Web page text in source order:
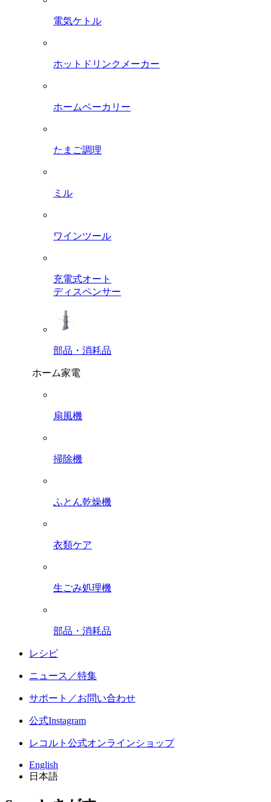
電気ケトル
ホットドリンクメーカー
ホームベーカリー
たまご調理
ミル
ワインツール
充電式オート
ディスペンサー
部品・消耗品
ホーム家電
扇風機
掃除機
ふとん乾燥機
衣類ケア
生ごみ処理機
部品・消耗品
レシピ
ニュース／特集
サポート／お問い合わせ
公式Instagram
レコルト公式オンラインショップ
English
日本語